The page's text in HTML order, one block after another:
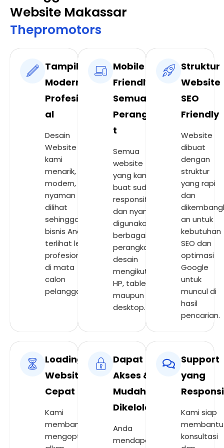
Website Makassar
Thepromotors
Tampilan
Modern
Profesion
al
Desain
Website
kami
menarik,
modern, dan
nyaman
dilihat
sehingga
bisnis Anda
terlihat lebih
profesional
di mata
calon
pelanggan.
Mobile
Friendly
Semua
Perangka
t
Semua
website
yang kami
buat sudah
responsif
dan nyaman
digunakan di
berbagai
perangkat,
desain
mengikuti
HP, tablet,
maupun
desktop.
Struktur
Website
SEO
Friendly
Website
dibuat
dengan
struktur
yang rapi
dan
an untuk
kebutuhan
SEO dan
optimasi
Google
untuk
muncul di
hasil
pencarian.
Loading
Website
Cepat
Kami
membantu
mengoptim
Dapat
Akses &
Mudah
Dikelola
Anda
mendapatk
Support
yang
Kami siap
membantu
konsultasi